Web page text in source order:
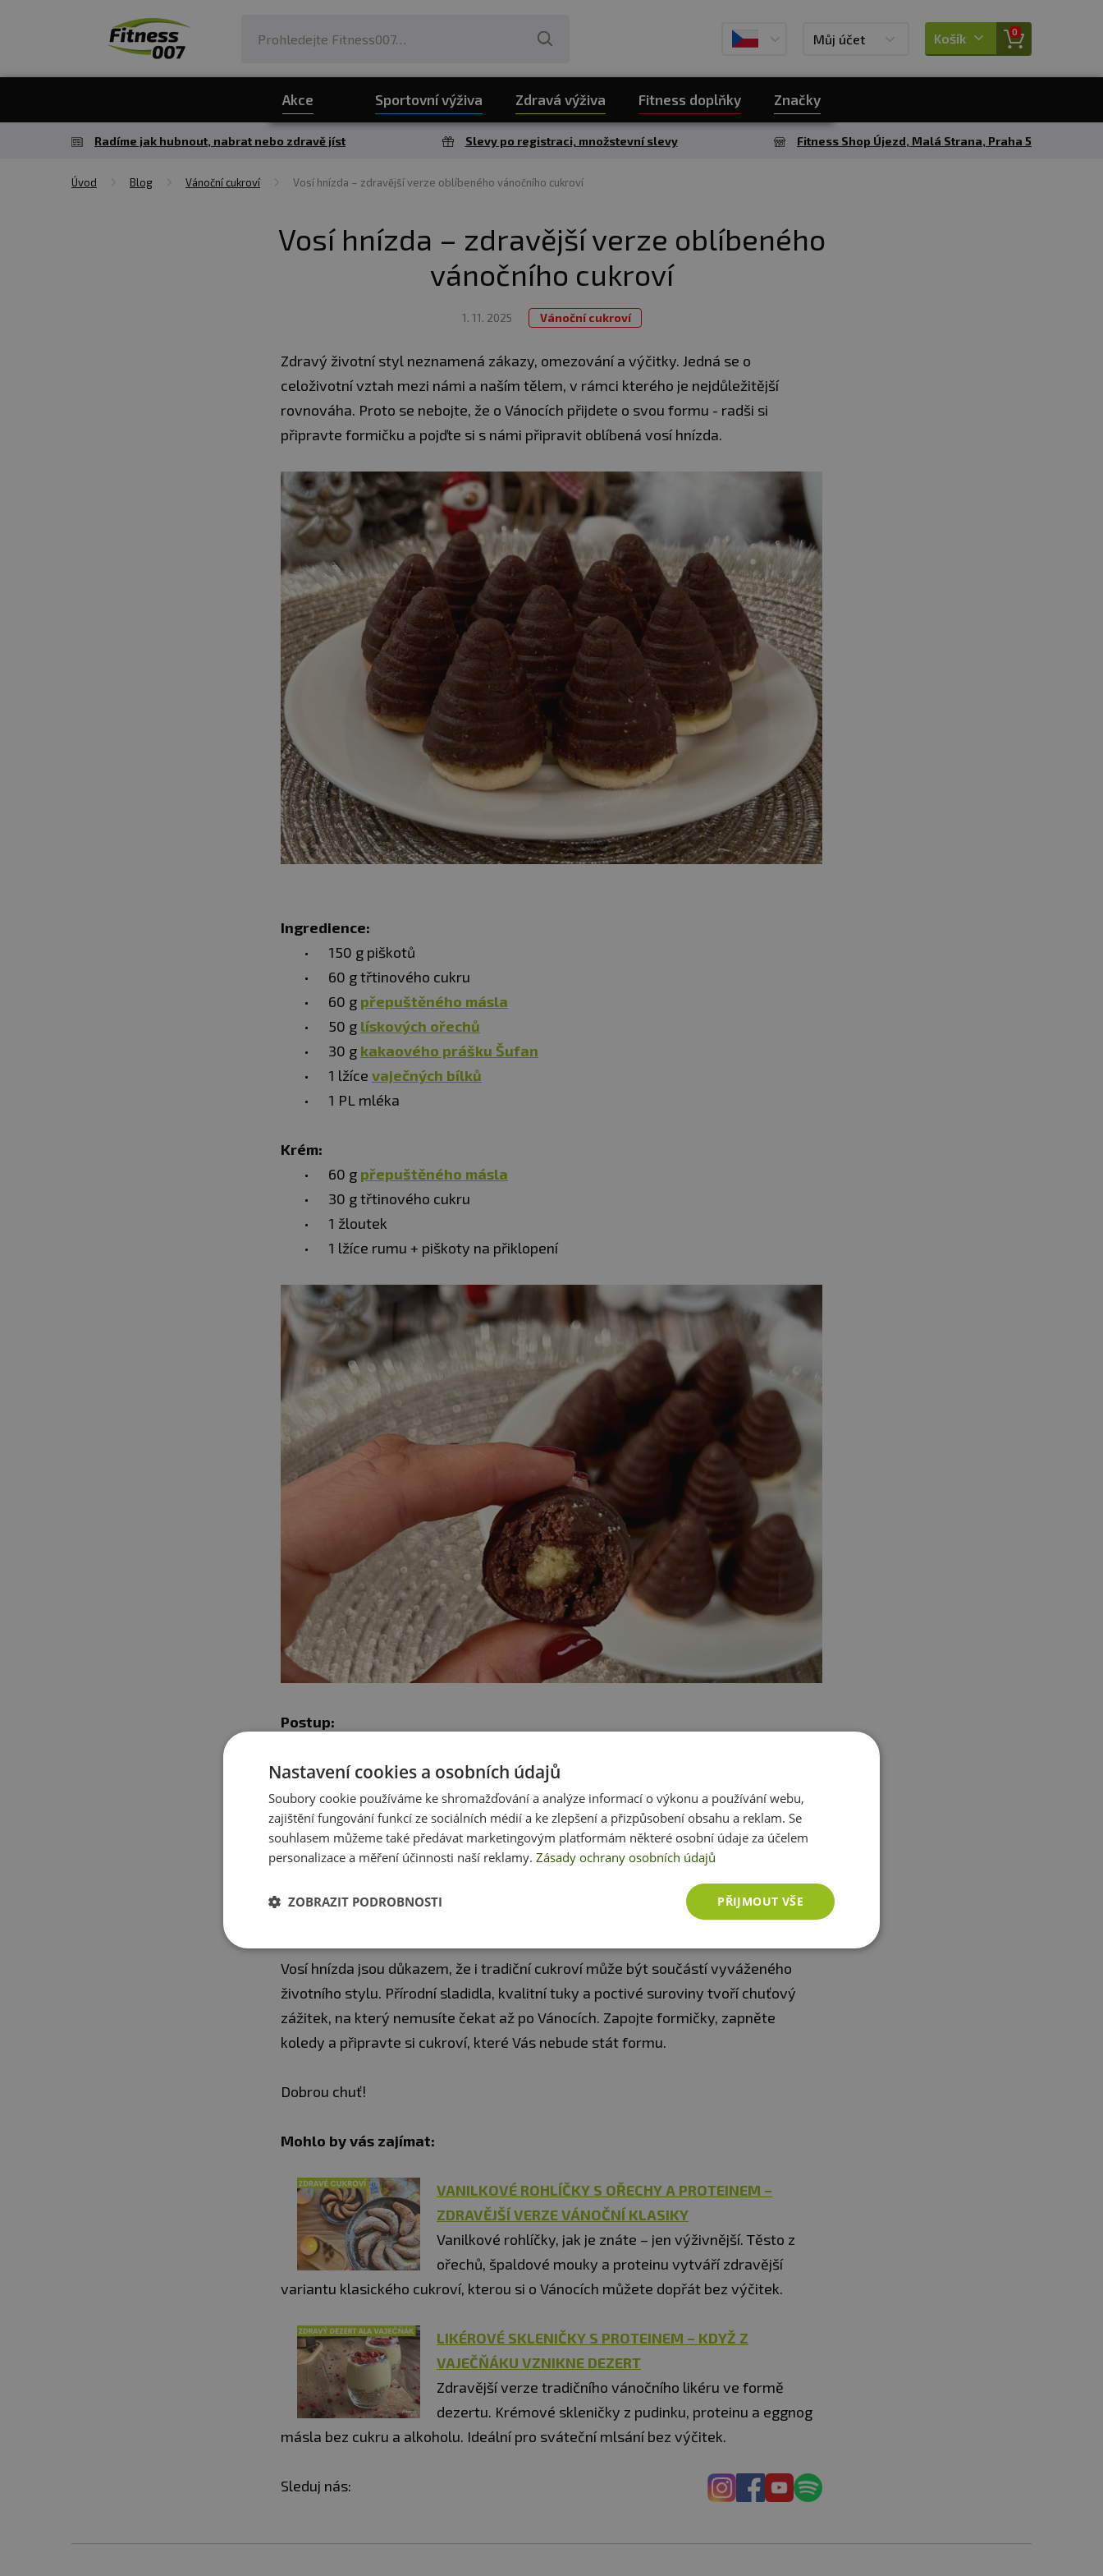
Můj účet Košík 0
Akce Sportovní výživa Zdravá výživa Fitness doplňky Značky
Radíme jak hubnout, nabrat nebo zdravě jíst Slevy po registraci, množstevní slevy Fitness Shop Újezd, Malá Strana, Praha 5
Úvod Blog Vánoční cukroví Vosí hnízda – zdravější verze oblíbeného vánočního cukroví
Vosí hnízda – zdravější verze oblíbeného
vánočního cukroví
1. 11. 2025 Vánoční cukroví
Zdravý životní styl neznamená zákazy, omezování a výčitky. Jedná se o
celoživotní vztah mezi námi a naším tělem, v rámci kterého je nejdůležitější
rovnováha. Proto se nebojte, že o Vánocích přijdete o svou formu - radši si
připravte formičku a pojďte si s námi připravit oblíbená vosí hnízda.
Ingredience:
150 g piškotů
60 g třtinového cukru
60 g přepuštěného másla
50 g lískových ořechů
30 g kakaového prášku Šufan
1 lžíce vaječných bílků
1 PL mléka
Krém:
60 g přepuštěného másla
30 g třtinového cukru
1 žloutek
1 lžíce rumu + piškoty na přiklopení
Postup:
Přidáme cukr, kakao a bílek, přilijeme rozpuštěné máslo a mléko a rukama
propracujeme těsto (mělo by být měkké a hladké).
Těsto dáme na 1 hodinu do lednice a mezitím si připravíme krém.
Rozpuštěné máslo utřeme se žloutkem, cukrem a trochou rumu. Poté těsto
postupně vložíme do formičky, uprostřed uděláme díru, naplníme ji krémem a
přiklopíme piškotem.
Vosí hnízda jsou důkazem, že i tradiční cukroví může být součástí vyváženého
životního stylu. Přírodní sladidla, kvalitní tuky a poctivé suroviny tvoří chuťový
zážitek, na který nemusíte čekat až po Vánocích. Zapojte formičky, zapněte
koledy a připravte si cukroví, které Vás nebude stát formu.
Dobrou chuť!
Mohlo by vás zajímat:
VANILKOVÉ ROHLÍČKY S OŘECHY A PROTEINEM –
ZDRAVĚJŠÍ VERZE VÁNOČNÍ KLASIKY
Vanilkové rohlíčky, jak je znáte – jen výživnější. Těsto z
ořechů, špaldové mouky a proteinu vytváří zdravější
variantu klasického cukroví, kterou si o Vánocích můžete dopřát bez výčitek.
LIKÉROVÉ SKLENIČKY S PROTEINEM – KDYŽ Z
VAJEČŇÁKU VZNIKNE DEZERT
Zdravější verze tradičního vánočního likéru ve formě
dezertu. Krémové skleničky z pudinku, proteinu a eggnog
másla bez cukru a alkoholu. Ideální pro sváteční mlsání bez výčitek.
Sleduj nás:
Nastavení cookies a osobních údajů
Soubory cookie používáme ke shromažďování a analýze informací o výkonu a používání webu,
zajištění fungování funkcí ze sociálních médií a ke zlepšení a přizpůsobení obsahu a reklam. Se
souhlasem můžeme také předávat marketingovým platformám některé osobní údaje za účelem
personalizace a měření účinnosti naší reklamy. Zásady ochrany osobních údajů
PŘIJMOUT VŠE
ZOBRAZIT PODROBNOSTI